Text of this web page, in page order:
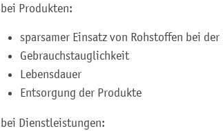
bei Produkten:
sparsamer Einsatz von Rohstoffen bei
Gebrauchstauglichkeit
Lebensdauer
Entsorgung der Produkte
bei Dienstleistungen: